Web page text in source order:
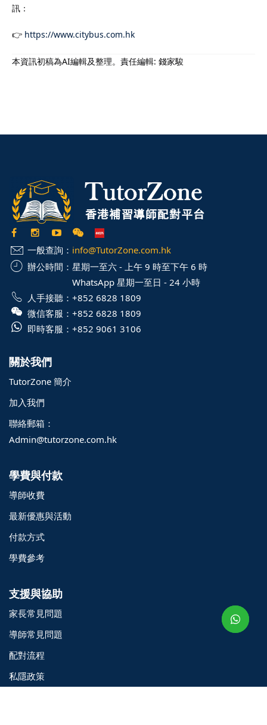
9 時至下午 6 時
至日 - 24 小時
6828 1809
訊：
👉 https://www.citybus.com.hk
本資訊初稿為AI編輯及整理。責任編輯: 錢家駿
一般查詢： info@TutorZone.com.hk
辦公時間： 星期一至六 - 上午 9 時至下午 6 時
WhatsApp 星期一至日 - 24 小時
人手接聽： +852 6828 1809
微信客服： +852 6828 1809
即時客服： +852 9061 3106
關於我們
TutorZone 簡介
加入我們
聯絡郵箱：
Admin@tutorzone.com.hk
學費與付款
導師收費
最新優惠與活動
付款方式
學費參考
支援與協助
家長常見問題
導師常見問題
配對流程
私隱政策